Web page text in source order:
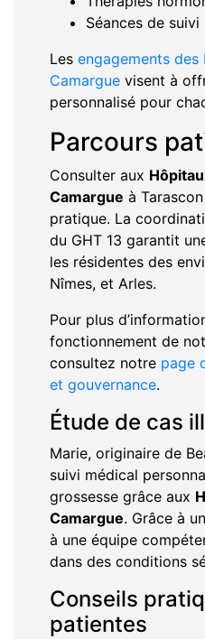
Séances de
Les engagements
Camargue visent à
personnalisé pour
Parcours
Consulter aux
Camargue à
pratique. La
du GHT 13 garantit
les résidentes des
Nîmes, et Arles.
Pour plus
fonctionnement de
consultez notre page
et gouvernance.
Étude de cas
Marie, originaire de
suivi médical
grossesse grâce aux
Camargue. Grâce à
à une équipe
dans des conditions
Conseils
patientes